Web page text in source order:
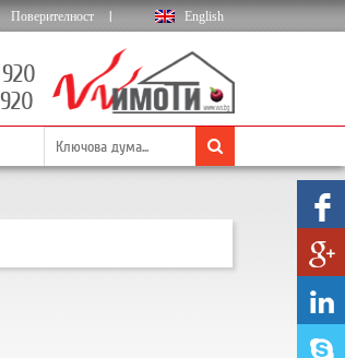
English
Поверителност |